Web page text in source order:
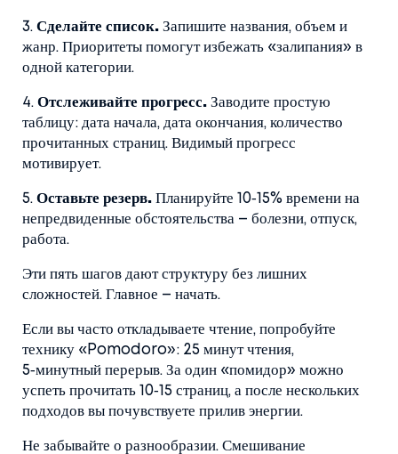
3. Сделайте список. Запишите названия, объем и
жанр. Приоритеты помогут избежать «залипания» в
одной категории.
4. Отслеживайте прогресс. Заводите простую
таблицу: дата начала, дата окончания, количество
прочитанных страниц. Видимый прогресс
мотивирует.
5. Оставьте резерв. Планируйте 10‑15% времени на
непредвиденные обстоятельства – болезни, отпуск,
работа.
Эти пять шагов дают структуру без лишних
сложностей. Главное – начать.
Если вы часто откладываете чтение, попробуйте
технику «Pomodoro»: 25 минут чтения,
5‑минутный перерыв. За один «помидор» можно
успеть прочитать 10‑15 страниц, а после нескольких
подходов вы почувствуете прилив энергии.
Не забывайте о разнообразии. Смешивание